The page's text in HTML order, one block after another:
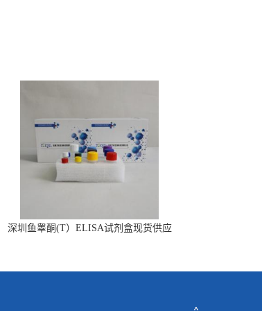
深圳鱼睾酮(T）ELISA试剂盒现货供应